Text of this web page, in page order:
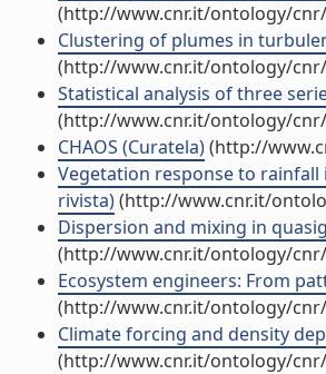
(http://www.cnr.it/ontology/
Clustering of plumes in
(http://www.cnr.it/ontology/
Statistical analysis of three
(http://www.cnr.it/ontology/
CHAOS (Curatela)(http://
Vegetation response to
rivista)(http://www.cnr.it/
Dispersion and mixing in
(http://www.cnr.it/ontology/
Ecosystem engineers: From
(http://www.cnr.it/ontology/
Climate forcing and density
(http://www.cnr.it/ontology/